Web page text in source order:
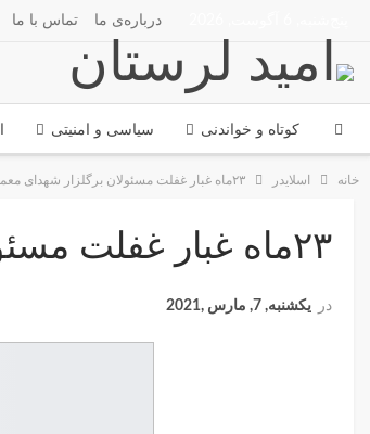
درباره‌ی ما تماس با ما
کوتاه و خواندنی سیاسی و امنیتی
خانه اسلایدر ۲۳ماه غبار غفلت مسئولان برگلزار شهدای معمولان
۲۳ماه غبار غفلت مسئولان برگلزار شهدای معمولان
در یکشنبه, 7, مارس ,2021